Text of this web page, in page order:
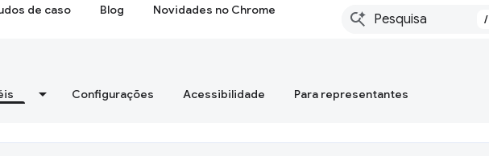
de caso Blog Novidades no Chrome
/
Configurações Acessibilidade Para representantes